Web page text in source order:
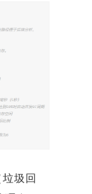
圾回